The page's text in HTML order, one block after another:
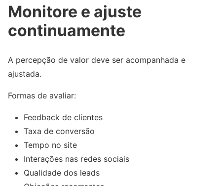
Monitore e ajuste
continuamente
A percepção de valor deve ser acompanhada e
ajustada.
Formas de avaliar:
Feedback de clientes
Taxa de conversão
Tempo no site
Interações nas redes sociais
Qualidade dos leads